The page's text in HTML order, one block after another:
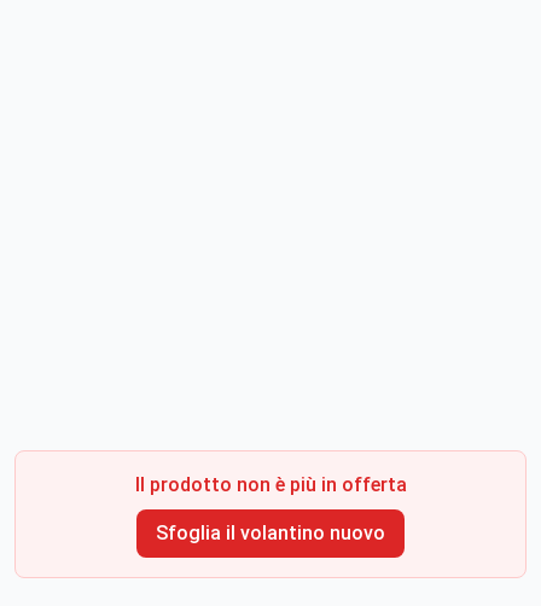
Il prodotto non è più in offerta
Sfoglia il volantino nuovo